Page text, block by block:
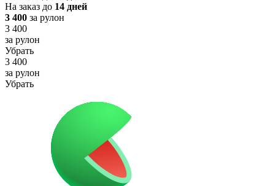
На заказ до 14 дней
3 400 за рулон
3 400
за рулон
Убрать
3 400
за рулон
Убрать